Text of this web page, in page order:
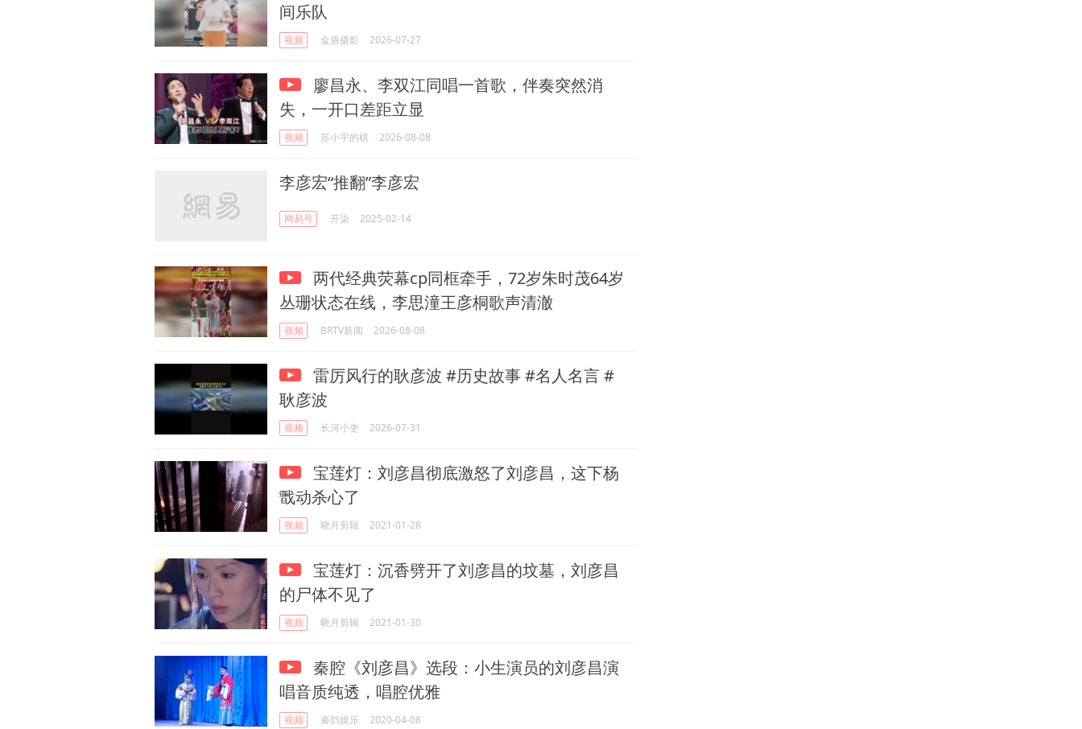
间乐队
视频 金盾摄影 2026-07-27
廖昌永、李双江同唱一首歌，伴奏突然消
失，一开口差距立显
视频 苏小宇的棋 2026-08-08
李彦宏“推翻”李彦宏
网易号 开柒 2025-02-14
两代经典荧幕cp同框牵手，72岁朱时茂64岁
丛珊状态在线，李思潼王彦桐歌声清澈
视频 BRTV新闻 2026-08-08
雷厉风行的耿彦波 #历史故事 #名人名言 #
耿彦波
视频 长河小吏 2026-07-31
宝莲灯：刘彦昌彻底激怒了刘彦昌，这下杨
戬动杀心了
视频 晓月剪辑 2021-01-28
宝莲灯：沉香劈开了刘彦昌的坟墓，刘彦昌
的尸体不见了
视频 晓月剪辑 2021-01-30
秦腔《刘彦昌》选段：小生演员的刘彦昌演
唱音质纯透，唱腔优雅
视频 秦韵娱乐 2020-04-08